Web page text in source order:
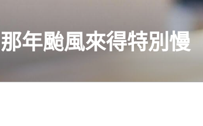
那年颱風來得特別慢